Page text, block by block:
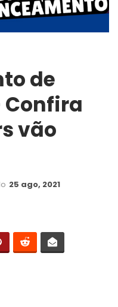
de
Confira
vão
25 ago, 2021